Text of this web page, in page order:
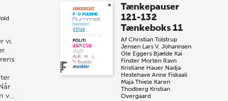
sommer-lagersalg!
Vi gentager succesen og inviterer igen i
år til vores store sommer-lagersalg,
så sæt kryds i kalenderen onsdag den
10. j…
vi,
v…
Tænkepauser
121-132
Tænkeboks 11
AfChristian Tolstrup
Jensen Lars V. Johannsen
Ole Eggers Bjælde Kai
Finster Morten Ravn
Kristiane Hauer Nadja
Hestehave Anne Fiskaali
Maja Thiele Karen
Thodberg Kristian
Overgaard